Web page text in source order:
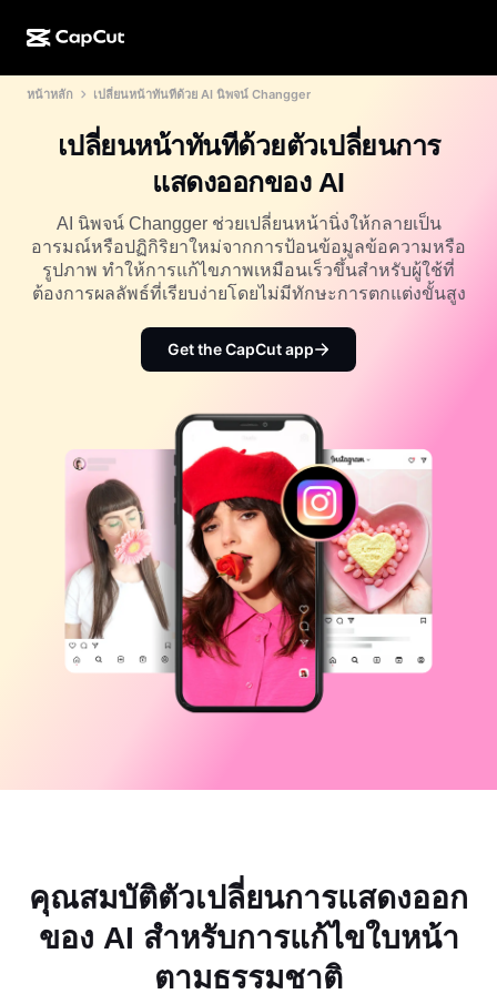
CapCut บนเดสก์ท็อป
CapCut Pad
CapCut บนมือถือ
Dreamina AI
การดีไซน์ด้วย AI
ตัวสร้างวิดีโอ AI
เครื่องมือสร้างรูปภาพ AI
เครื่องมือปรับปรุงรูปภาพ AI
Nano Banana Pro
Gemini Omni
ข้อความและเสียง
คำบรรยายอัตโนมัติ
แม่แบบคำบรรยาย
เสียงพูดแบบปรับแต่งเอง
ลดเสียงรบกวน
เครื่องมือ AI
เครื่องมือสร้างและแก้ไขรูปภาพ
เครื่องมือสร้างและแก้ไขเสียงพูด
โซเชียลมีเดีย
การตลาด
ไลฟ์สไตล์และวล็อก
ดีไซน์แบบปรับแต่งเอง
อื่นๆ
คู่มือแนะนำวิธีการ
ตัวเลือกยอดนิยม
เทรนด์และเคล็ดลับสำหรับแม่แบบ
แม่แบบโซเชียลมีเดีย
อื่นๆ
แม่แบบวันครบรอบ
แม่แบบเอฟเฟกต์
แม่แบบธุรกิจ
แม่แบบอุตสาหกรรม
แม่แบบรีแคป
ชุมชน
โครงการริเริ่ม
พันธมิตร
โปรแกรมไพโอเนียร์
โปรแกรมพันธมิตรเพื่อการสร้างสรรค์
โปรแกรม CapCut Creative Campus
ความช่วยเหลือ
ศูนย์ความเชื่อถือ
ศูนย์ช่วยเหลือ
ห้องข่าว
เกี่ยวกับเงื่อนไขการใช้บริการของ CapCut
เปิด CapCut
หน้าหลัก เปลี่ยนหน้าทันทีด้วย AI นิพจน์ Changger
เปลี่ยนหน้าทันทีด้วยตัวเปลี่ยนการ
แสดงออกของ AI
AI นิพจน์ Changger ช่วยเปลี่ยนหน้านิ่งให้กลายเป็น
อารมณ์หรือปฏิกิริยาใหม่จากการป้อนข้อมูลข้อความหรือ
รูปภาพ ทำให้การแก้ไขภาพเหมือนเร็วขึ้นสำหรับผู้ใช้ที่
ต้องการผลลัพธ์ที่เรียบง่ายโดยไม่มีทักษะการตกแต่งขั้นสูง
Get the CapCut app
คุณสมบัติตัวเปลี่ยนการแสดงออก
ของ AI สำหรับการแก้ไขใบหน้า
ตามธรรมชาติ